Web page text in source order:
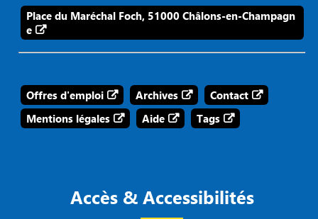
Place du Maréchal Foch, 51000 Châlons-en-Champagn
e
Offres d'emploi Archives
Contact
Mentions légales
Aide Tags
Accès & Accessibilités